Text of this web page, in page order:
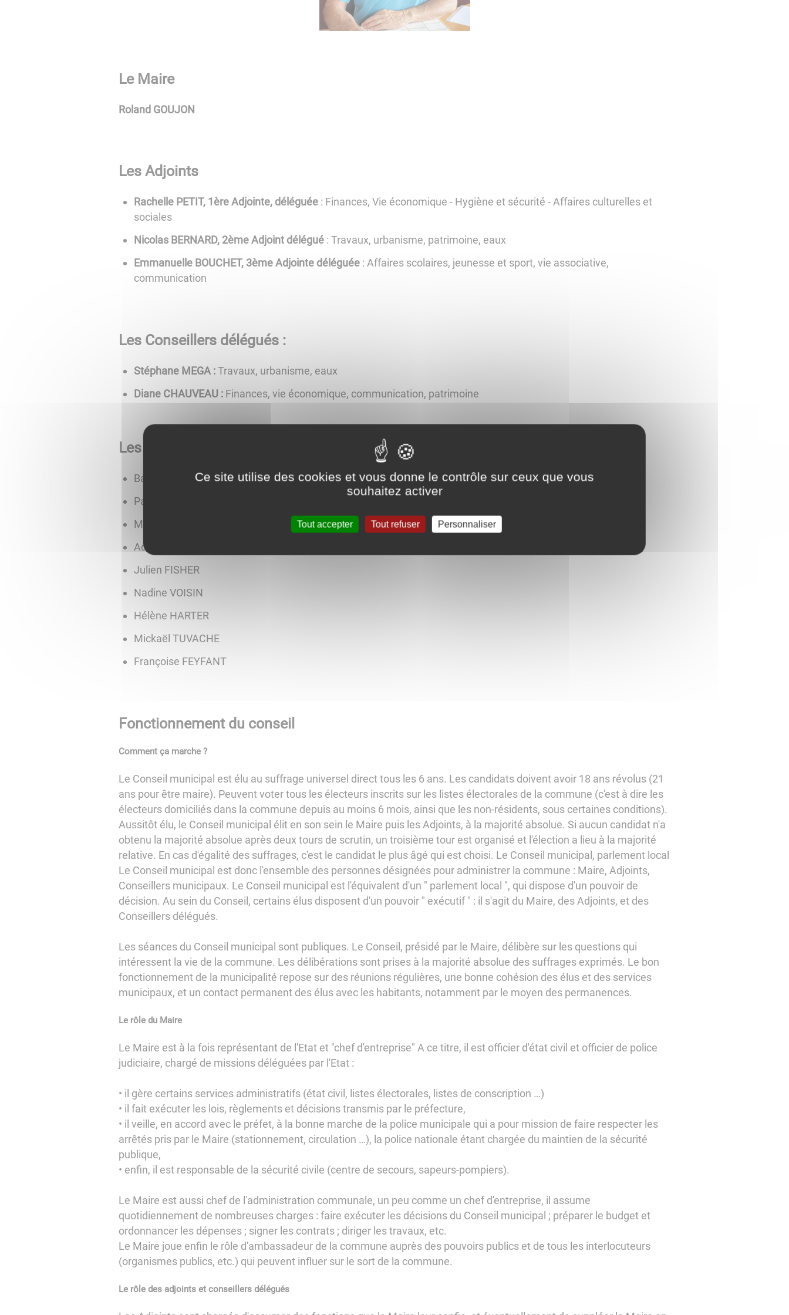
Le Maire
Roland GOUJON
Les Adjoints
Rachelle PETIT, 1ère Adjointe, déléguée: Finances, Vie économique - Hygiène et sécurité - Affaires culturelles et
sociales
Nicolas BERNARD, 2ème Adjoint délégué : Travaux, urbanisme, patrimoine, eaux
Emmanuelle BOUCHET, 3ème Adjointe déléguée : Affaires scolaires, jeunesse et sport, vie associative,
communication
Les Conseillers délégués :
Stéphane MEGA :Travaux, urbanisme, eaux
Diane CHAUVEAU : Finances, vie économique, communication, patrimoine
Les Conseiller(es)
Baptiste GOISET
Pauline VADOT
Mathieu PETAZZI
Adeline DUPONT
Julien FISHER
Nadine VOISIN
Hélène HARTER
Mickaël TUVACHE
Françoise FEYFANT
Fonctionnement du conseil
Comment ça marche ?
Le Conseil municipal est élu au suffrage universel direct tous les 6 ans. Les candidats doivent avoir 18 ans révolus (21
ans pour être maire). Peuvent voter tous les électeurs inscrits sur les listes électorales de la commune (c'est à dire les
électeurs domiciliés dans la commune depuis au moins 6 mois, ainsi que les non-résidents, sous certaines conditions).
Aussitôt élu, le Conseil municipal élit en son sein le Maire puis les Adjoints, à la majorité absolue. Si aucun candidat n'a
obtenu la majorité absolue après deux tours de scrutin, un troisième tour est organisé et l'élection a lieu à la majorité
relative. En cas d'égalité des suffrages, c'est le candidat le plus âgé qui est choisi. Le Conseil municipal, parlement local
Le Conseil municipal est donc l'ensemble des personnes désignées pour administrer la commune : Maire, Adjoints,
Conseillers municipaux. Le Conseil municipal est l'équivalent d'un " parlement local ", qui dispose d'un pouvoir de
décision. Au sein du Conseil, certains élus disposent d'un pouvoir " exécutif " : il s'agit du Maire, des Adjoints, et des
Conseillers délégués.
Les séances du Conseil municipal sont publiques. Le Conseil, présidé par le Maire, délibère sur les questions qui
intéressent la vie de la commune. Les délibérations sont prises à la majorité absolue des suffrages exprimés. Le bon
fonctionnement de la municipalité repose sur des réunions régulières, une bonne cohésion des élus et des services
municipaux, et un contact permanent des élus avec les habitants, notamment par le moyen des permanences.
Le rôle du Maire
Le Maire est à la fois représentant de l'Etat et "chef d'entreprise" A ce titre, il est officier d'état civil et officier de police
judiciaire, chargé de missions déléguées par l'Etat :
• il gère certains services administratifs (état civil, listes électorales, listes de conscription …)
• il fait exécuter les lois, règlements et décisions transmis par le préfecture,
• il veille, en accord avec le préfet, à la bonne marche de la police municipale qui a pour mission de faire respecter les
arrêtés pris par le Maire (stationnement, circulation …), la police nationale étant chargée du maintien de la sécurité
publique,
• enfin, il est responsable de la sécurité civile (centre de secours, sapeurs-pompiers).
Le Maire est aussi chef de l'administration communale, un peu comme un chef d'entreprise, il assume
quotidiennement de nombreuses charges : faire exécuter les décisions du Conseil municipal ; préparer le budget et
ordonnancer les dépenses ; signer les contrats ; diriger les travaux, etc.
Le Maire joue enfin le rôle d'ambassadeur de la commune auprès des pouvoirs publics et de tous les interlocuteurs
(organismes publics, etc.) qui peuvent influer sur le sort de la commune.
Le rôle des adjoints et conseillers délégués
Ce site utilise des cookies et vous donne le contrôle sur ceux que vous
souhaitez activer
Tout accepter Tout refuser Personnaliser